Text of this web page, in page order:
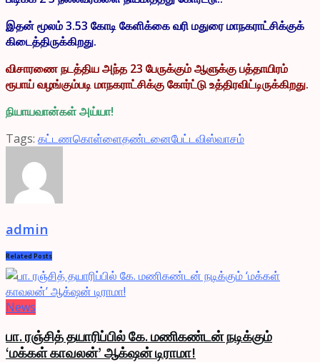
இதன் மூலம் 3.53 கோடி கேளிக்கை வரி மதுரைமாநகராட்சிக்குக்
கிடைத்திருக்கிறது.
விசாரணை நடத்திய அந்த 23 பேருக்கும் ஆளுக்கு பத்தாயிரம்
ரூபாய் வழங்கும்படி மாநகராட்சிக்கு கோர்ட்டு உத்திரவிட்டிருக்கிறது.
நியாயவான்கள் அய்யா!
Tags: கட்டணகொள்ளைதண்டனைபேட்டவிஸ்வாசம்
admin
Related Posts
News
பா. ரஞ்சித் தயாரிப்பில் கே. மணிகண்டன் நடிக்கும்
‘மக்கள் காவலன்’ ஆக்‌ஷன் டிராமா!